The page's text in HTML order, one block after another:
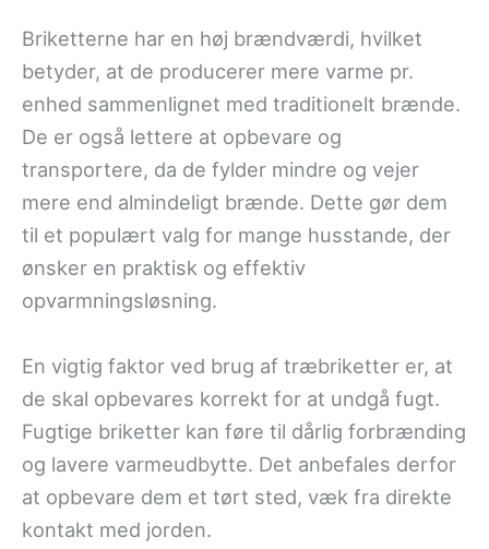
Briketterne har en høj brændværdi, hvilket
betyder, at de producerer mere varme pr.
enhed sammenlignet med traditionelt brænde.
De er også lettere at opbevare og
transportere, da de fylder mindre og vejer
mere end almindeligt brænde. Dette gør dem
til et populært valg for mange husstande, der
ønsker en praktisk og effektiv
opvarmningsløsning.
En vigtig faktor ved brug af træbriketter er, at
de skal opbevares korrekt for at undgå fugt.
Fugtige briketter kan føre til dårlig forbrænding
og lavere varmeudbytte. Det anbefales derfor
at opbevare dem et tørt sted, væk fra direkte
kontakt med jorden.